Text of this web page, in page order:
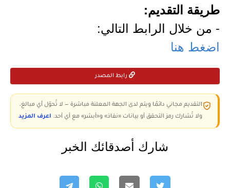
طريقة التقديم:
- من خلال الرابط التالي:
اضغط هنا
رابط المصدر
التقديم مجاني دائمًا ويتم لدى الجهة المعلنة مباشرة — لا تُحوّل أي مبالغ،
ولا تُشارك رمز التحقق أو بيانات «نفاذ» و«أبشر» مع أي أحد. اعرف المزيد
شارك أصدقائك الخبر